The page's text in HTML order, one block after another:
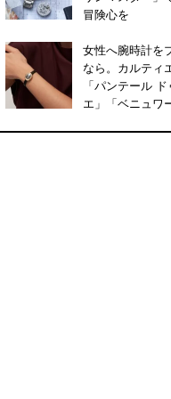
冒険心を
女性へ腕時計を
なら。カルティ
「パンテール
エ」「ベニュワ